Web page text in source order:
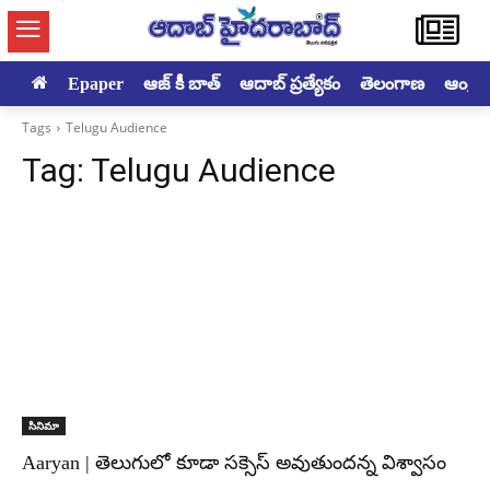
Epaper ఆజ్ కీ బాత్ ఆదాబ్ ప్రత్యేకం తెలంగాణ
Tags Telugu Audience
Tag: Telugu Audience
సినిమా
Aaryan | తెలుగులో కూడా సక్సెస్ అవుతుందన్న విశ్వాసం